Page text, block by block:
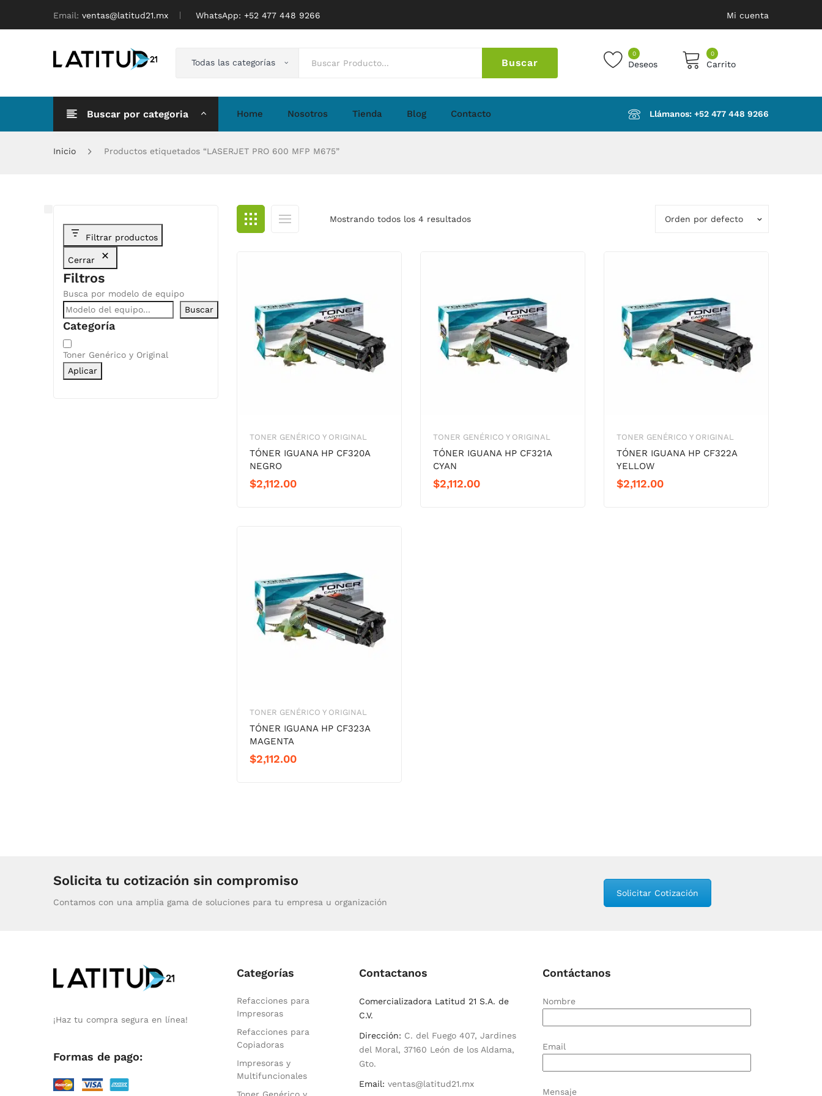
Email: ventas@latitud21.mx WhatsApp: ‪+52 477 448 9266 Mi cuenta
Todas las categorías Buscar
0
Deseos
0
Carrito
No products in the cart.
Buscar por categoria Home Nosotros Tienda Blog Contacto Llámanos: ‪+52 477 448 9266‬
Inicio Productos etiquetados “LASERJET PRO 600 MFP M675”
Mostrando todos los 4 resultados Orden por defecto
TONER GENÉRICO Y ORIGINAL
TÓNER IGUANA HP CF320A
NEGRO
$2,112.00
TONER GENÉRICO Y ORIGINAL
TÓNER IGUANA HP CF321A
CYAN
$2,112.00
TONER GENÉRICO Y ORIGINAL
TÓNER IGUANA HP CF322A
YELLOW
$2,112.00
TONER GENÉRICO Y ORIGINAL
TÓNER IGUANA HP CF323A
MAGENTA
$2,112.00
Filtrar productos
Cerrar
Filtros
Busca por modelo de equipo
Buscar
Categoría
Categoría
Toner Genérico y Original
Aplicar
Solicita tu cotización sin compromiso
Contamos con una amplia gama de soluciones para tu empresa u organización
Solicitar Cotización
¡Haz tu compra segura en línea!
Formas de pago:
Categorías
Refacciones para
Impresoras
Refacciones para
Copiadoras
Impresoras y
Multifuncionales
Contactanos
Comercializadora Latitud 21 S.A. de
C.V.
Dirección: C. del Fuego 407, Jardines
del Moral, 37160 León de los Aldama,
Gto.
Email: ventas@latitud21.mx
Contáctanos
Nombre
Email
Mensaje